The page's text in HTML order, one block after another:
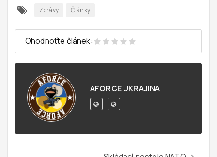
Zprávy Články
Ohodnoťte článek:
AFORCE UKRAJINA